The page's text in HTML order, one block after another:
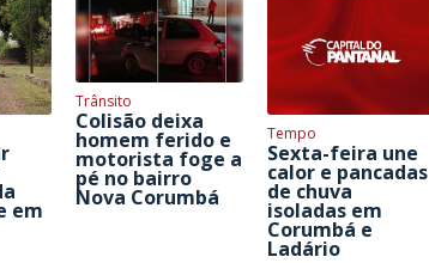
em
Trânsito
Colisão deixa
homem ferido e
motorista foge a
pé no bairro
Nova Corumbá
Tempo
Sexta-feira une
calor e pancadas
de chuva
isoladas em
Corumbá e
Ladário